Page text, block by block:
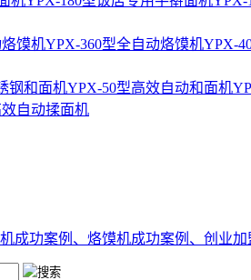
馍机YPX-360型全自动烙馍机YPX-
钢和面机YPX-50型高效自动和面机
自动揉面机
成功案例、 烙馍机成功案例、 创业加